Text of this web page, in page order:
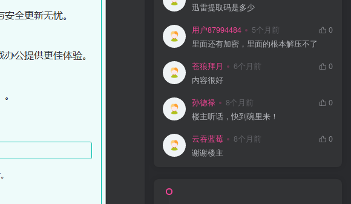
迅雷提取码是多少
用户87994484 5个月前
0
里面还有加密，里面的根本解压不了
苍狼拜月 6个月前
0
内容很好
孙德禄 8个月前
0
楼主听话，快到碗里来！
云吞蓝莓 8个月前
0
谢谢楼主